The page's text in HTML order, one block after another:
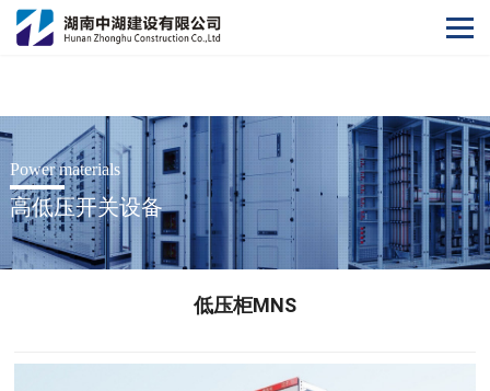
开云网
Power materials
高低压开关设备
低压柜MNS